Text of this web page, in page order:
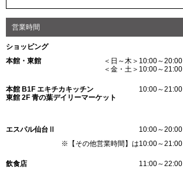
営業時間
ショッピング
本館・東館
＜日～木＞10:00～20:00
＜金・土＞10:00～21:00
本館 B1F エキチカキッチン
東館 2F 青の葉デイリーマーケット
10:00～21:00
エスパル仙台Ⅱ
10:00～20:00
※【その他営業時間】は10:00～21:00
飲食店 11:00～22:00